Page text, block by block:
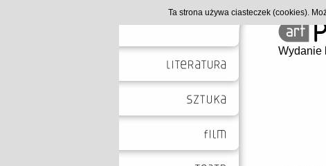
Wydanie
Ta strona używa ciasteczek (cookies).